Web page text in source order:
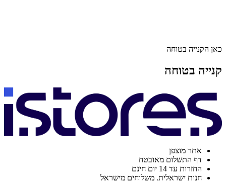
כאן הקנייה בטוחה
קנייה בטוחה
אתר מוצפן
דף התשלום מאובטח
החזרות עד 14 יום חינם
חנות ישראלית. משלוחים מישראל